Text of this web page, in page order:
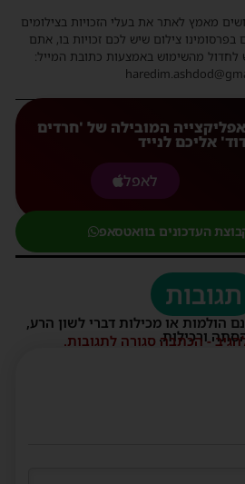
מאמץ לאתר את בעלי הזכויות בצילומים
בפרסומינו צילום שיש לכם זכויות בו, אתם
לחדול מהשימוש באמצעות כתובת המייל:
המובילה של 'חרדים
אליכם לנייד
לאפל
העדכונים בוואטסאפ
תגובות
הולמות או מכילות דברי לשון הרע,
ורכילות.
- הכתבה סגורה לתגובות.